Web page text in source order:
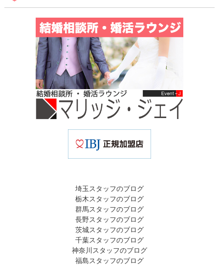
埼玉スタッフのブログ
栃木スタッフのブログ
群馬スタッフのブログ
長野スタッフのブログ
茨城スタッフのブログ
千葉スタッフのブログ
神奈川スタッフのブログ
福島スタッフのブログ